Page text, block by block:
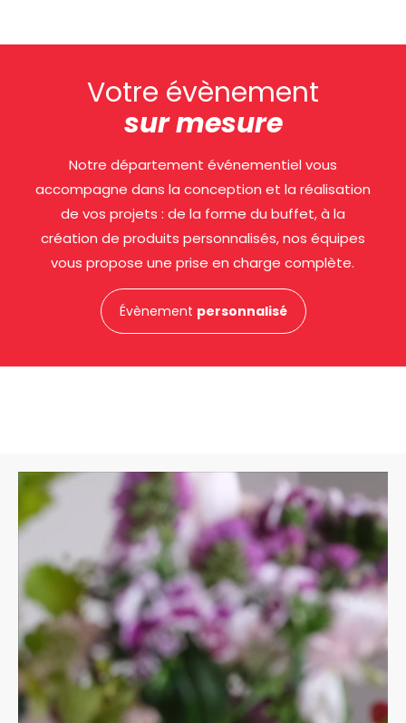
Votre évènement
sur mesure
Notre département événementiel vous
accompagne dans la conception et la réalisation
de vos projets : de la forme du buffet, à la
création de produits personnalisés, nos équipes
vous propose une prise en charge complète.
Évènement personnalisé